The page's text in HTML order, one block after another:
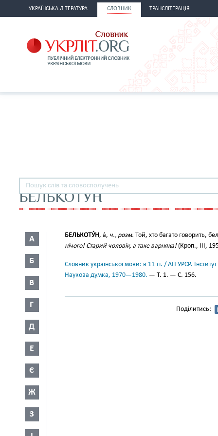
УКРАЇНСЬКА ЛІТЕРАТУРА СЛОВНИК ТРАНСЛІТЕРАЦІЯ
БЕЛЬКОТУН
А
Б
В
Г
Д
Е
Є
Ж
З
БЕЛЬКОТУ́Н, а́, ч., розм. Той, хто багато говорить,
нічого! Старий чоловік, а таке варняка!(Кроп., III,
Словник української мови: в 11 тт. / АН УРСР.
Наукова думка, 1970—1980. — Т. 1. — С. 156.
Поділитись: